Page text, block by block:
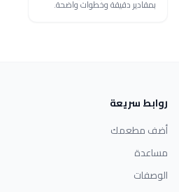
بمقادير دقيقة وخطوات واضحة.
روابط سريعة
أضف مطعمك
مساعدة
الوصفات